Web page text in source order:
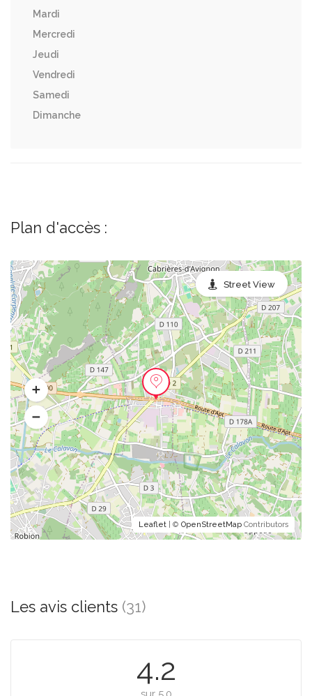
Mardi
Mercredi
Jeudi
Vendredi
Samedi
Dimanche
Plan d'accès :
Leaflet | © OpenStreetMap Contributors
Street View
Les avis clients (31)
4.2